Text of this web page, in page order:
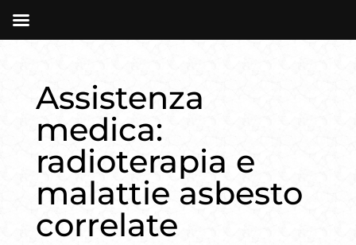
Assistenza
medica:
radioterapia e
malattie asbesto
correlate